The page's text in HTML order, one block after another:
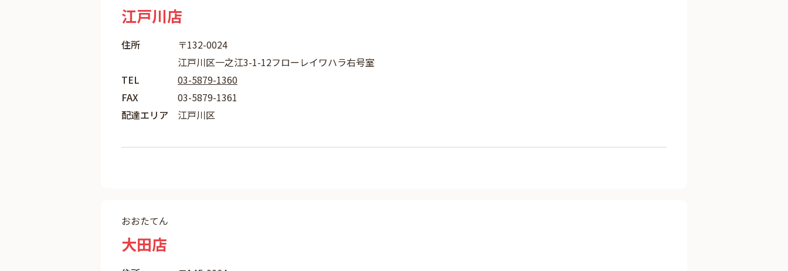
江戸川店
住所
〒132-0024
江戸川区一之江3-1-12フローレイワハラ右号室
TEL
03-5879-1360
FAX
03-5879-1361
配達エリア
江戸川区
おおたてん
大田店